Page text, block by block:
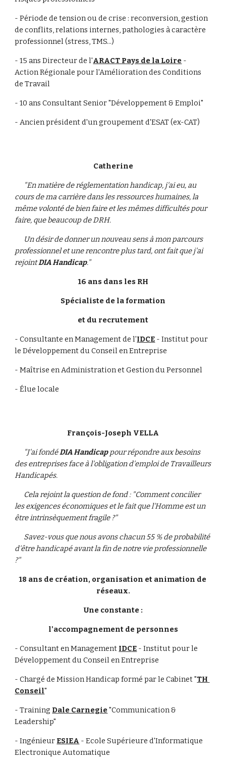
- Période de tension ou de crise : reconversion, gestion
de conflits, relations internes, pathologies à caractère
professionnel (stress, TMS...)
- 15 ans Directeur de l'ARACT Pays de la Loire -
Action Régionale pour l'Amélioration des Conditions
de Travail
- 10 ans Consultant Senior "Développement & Emploi"
- Ancien président d'un groupement d'ESAT (ex-CAT)
Catherine
cours de ma carrière dans les ressources humaines, la
même volonté de bien faire et les mêmes difficultés pour
faire, que beaucoup de DRH.
professionnel et une rencontre plus tard, ont fait que j'ai
rejoint DIA Handicap."
16 ans dans les RH
Spécialiste de la formation
et du recrutement
- Consultante en Management de l'IDCE - Institut pour
le Développement du Conseil en Entreprise
- Maîtrise en Administration et Gestion du Personnel
- Élue locale
François-Joseph VELLA
"J'ai fondé DIA Handicap pour répondre aux besoins
des entreprises face à l'obligation d'emploi de Travailleurs
Handicapés.
les exigences économiques et le fait que l'Homme est un
être intrinsèquement fragile ?"
d'être handicapé avant la fin de notre vie professionnelle
?"
18 ans de création, organisation et animation de
réseaux.
Une constante :
l'accompagnement de personnes
- Consultant en Management IDCE - Institut pour le
Développement du Conseil en Entreprise
- Chargé de Mission Handicap formé par le Cabinet "TH
Conseil"
- Training Dale Carnegie "Communication &
Leadership"
- Ingénieur ESIEA - Ecole Supérieure d'Informatique
Electronique Automatique